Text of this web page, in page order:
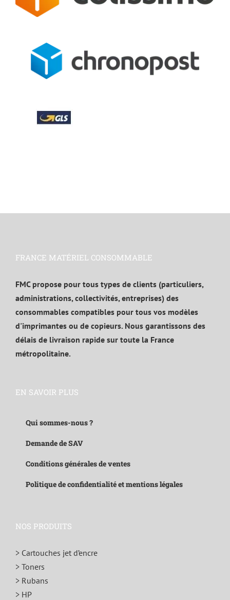
FRANCE MATÉRIEL CONSOMMABLE
FMC propose pour tous types de clients (particuliers,
administrations, collectivités, entreprises) des
consommables compatibles pour tous vos modèles
d'imprimantes ou de copieurs. Nous garantissons des
délais de livraison rapide sur toute la France
métropolitaine.
EN SAVOIR PLUS
Qui sommes-nous ?
Demande de SAV
Conditions générales de ventes
Politique de confidentialité et mentions légales
NOS PRODUITS
> Cartouches jet d’encre
> Toners
> Rubans
> HP